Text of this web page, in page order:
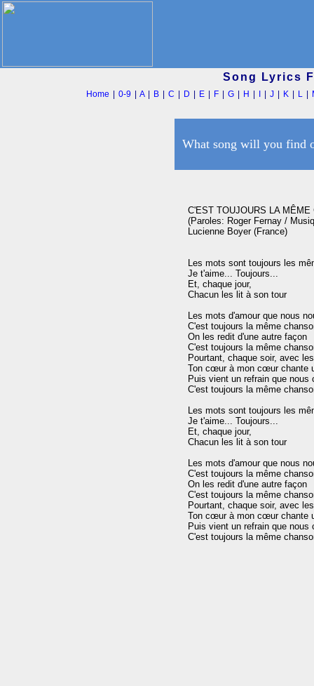
Song Lyrics
Home |0-9 |A| B |C D E F |G H |J K L
What song will you find
C'EST TOUJOURS LA MÊME
(Paroles: Roger Fernay /
Lucienne Boyer (France)
Les mots sont toujours les
Je t'aime... Toujours...
Et, chaque jour,
Chacun les lit à son tour
Les mots d'amour que nous
C'est toujours la même
On les redit d'une autre façon
C'est toujours la même
Pourtant, chaque soir, avec
Ton cœur à mon cœur chante
Puis vient un refrain que nous
C'est toujours la même
Les mots sont toujours les
Je t'aime... Toujours...
Et, chaque jour,
Chacun les lit à son tour
Les mots d'amour que nous
C'est toujours la même
On les redit d'une autre façon
C'est toujours la même
Pourtant, chaque soir, avec
Ton cœur à mon cœur chante
Puis vient un refrain que nous